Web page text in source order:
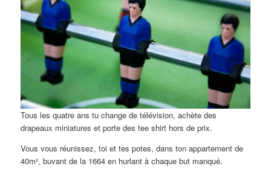
Tous les quatre ans tu change de télévision, achète des
drapeaux miniatures et porte des tee shirt hors de prix.
Vous vous réunissez, toi et tes potes, dans ton appartement de
40m², buvant de la 1664 en hurlant à chaque but manqué.